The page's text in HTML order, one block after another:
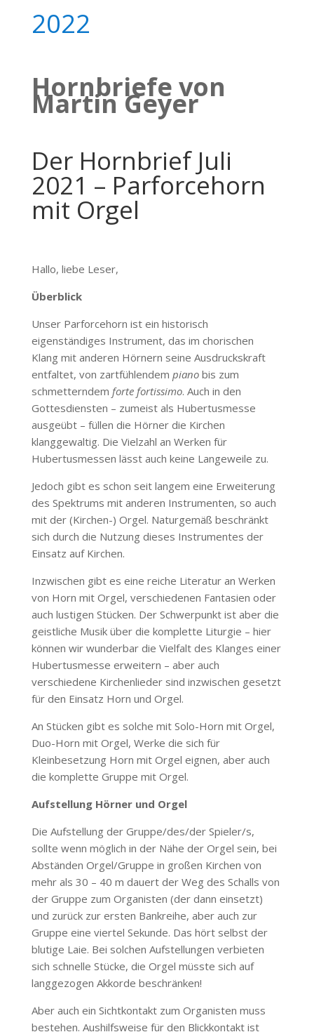
2022
Hornbriefe von
Martin Geyer
Der Hornbrief Juli
2021 – Parforcehorn
mit Orgel
Hallo, liebe Leser,
Überblick
Unser Parforcehorn ist ein historisch
eigenständiges Instrument, das im chorischen
Klang mit anderen Hörnern seine Ausdruckskraft
entfaltet, von zartfühlendem pianobis zum
schmetterndem forte fortissimo. Auch in den
Gottesdiensten – zumeist als Hubertusmesse
ausgeübt – füllen die Hörner die Kirchen
klanggewaltig. Die Vielzahl an Werken für
Hubertusmessen lässt auch keine Langeweile zu.
Jedoch gibt es schon seit langem eine Erweiterung
des Spektrums mit anderen Instrumenten, so auch
mit der (Kirchen-) Orgel. Naturgemäß beschränkt
sich durch die Nutzung dieses Instrumentes der
Einsatz auf Kirchen.
Inzwischen gibt es eine reiche Literatur an Werken
von Horn mit Orgel, verschiedenen Fantasien oder
auch lustigen Stücken. Der Schwerpunkt ist aber die
geistliche Musik über die komplette Liturgie – hier
können wir wunderbar die Vielfalt des Klanges einer
Hubertusmesse erweitern – aber auch
verschiedene Kirchenlieder sind inzwischen gesetzt
für den Einsatz Horn und Orgel.
An Stücken gibt es solche mit Solo-Horn mit Orgel,
Duo-Horn mit Orgel, Werke die sich für
Kleinbesetzung Horn mit Orgel eignen, aber auch
die komplette Gruppe mit Orgel.
Aufstellung Hörner und Orgel
Die Aufstellung der Gruppe/des/der Spieler/s,
sollte wenn möglich in der Nähe der Orgel sein, bei
Abständen Orgel/Gruppe in großen Kirchen von
mehr als 30 – 40 m dauert der Weg des Schalls von
der Gruppe zum Organisten (der dann einsetzt)
und zurück zur ersten Bankreihe, aber auch zur
Gruppe eine viertel Sekunde. Das hört selbst der
blutige Laie. Bei solchen Aufstellungen verbieten
sich schnelle Stücke, die Orgel müsste sich auf
langgezogen Akkorde beschränken!
Aber auch ein Sichtkontakt zum Organisten muss
bestehen. Aushilfsweise für den Blickkontakt ist